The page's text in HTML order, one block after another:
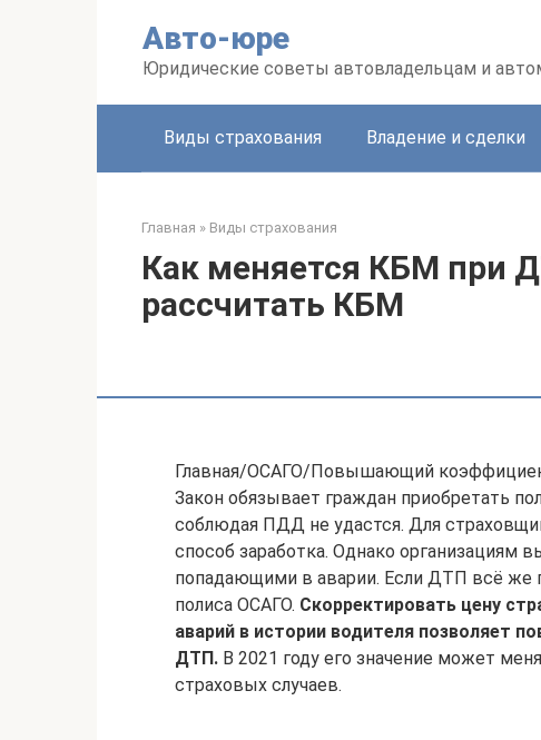
Авто-юре
Юридические советы автовладельцам и
Виды страхования Владение и сделки
Главная » Виды страхования
Как меняется КБМ при
рассчитать КБМ
Главная/ОСАГО/Повышающий
Закон обязывает граждан приобретать
соблюдая ПДД не удастся. Для
способ заработка. Однако организациям
попадающими в аварии. Если ДТП всё же
полиса ОСАГО. Скорректировать цену
аварий в истории водителя
ДТП. В 2021 году его значение может
страховых случаев.